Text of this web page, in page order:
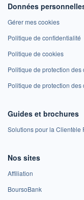
Données
Gérer mes cookies
Politique de confidentialité
Politique de cookies
Politique de protection
Politique de protection
Guides et brochures
Solutions pour la Clientèle
Nos sites
Affiliation
BoursoBank